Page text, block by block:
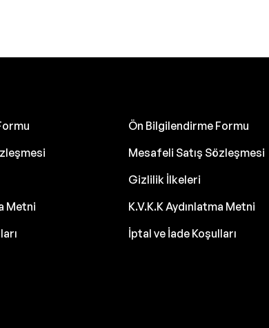
Metni
Ön Bilgilendirme Formu
Mesafeli Satış Sözleşmesi
Gizlilik İlkeleri
K.V.K.K Aydınlatma Metni
İptal ve İade Koşulları